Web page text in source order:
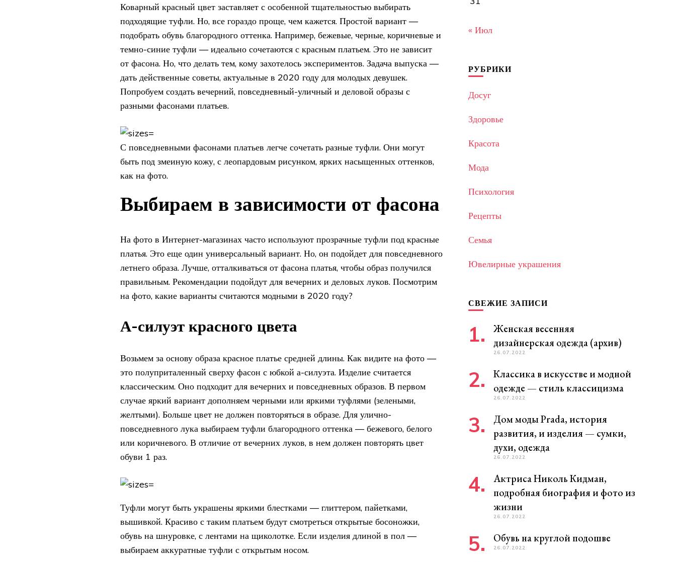
ПОДОБРАТЬКоварный красный цвет заставляет с особенной тщательностью выбирать
подходящие туфли. Но, все гораздо проще, чем кажется. Простой вариант —
подобрать обувь благородного оттенка. Например, бежевые, черные, коричневые и
темно-синие туфли — идеально сочетаются с красным платьем. Это не зависит
от фасона. Но, что делать тем, кому захотелось экспериментов. Задача выпуска —
дать действенные советы, актуальные в 2020 году для молодых девушек.
Попробуем создать вечерний, повседневный-уличный и деловой образы с
разными фасонами платьев.
С повседневными фасонами платьев легче сочетать разные туфли. Они могут
быть под змеиную кожу, с леопардовым рисунком, ярких насыщенных оттенков,
как на фото.
Выбираем в зависимости от фасона
На фото в Интернет-магазинах часто используют прозрачные туфли под красные
платья. Это еще один универсальный вариант. Но, он подойдет для повседневного
летнего образа. Лучше, отталкиваться от фасона платья, чтобы образ получился
правильным. Рекомендации подойдут для вечерних и деловых луков. Посмотрим
на фото, какие варианты считаются модными в 2020 году?
А-силуэт красного цвета
Возьмем за основу образа красное платье средней длины. Как видите на фото —
это полуприталенный сверху фасон с юбкой а-силуэта. Изделие считается
классическим. Оно подходит для вечерних и повседневных образов. В первом
случае яркий вариант дополняем черными или яркими туфлями (зелеными,
желтыми). Больше цвет не должен повторяться в образе. Для улично-
повседневного лука выбираем туфли благородного оттенка — бежевого, белого
или коричневого. В отличие от вечерних луков, в нем должен повторять цвет
обуви 1 раз.
Туфли могут быть украшены яркими блестками — глиттером, пайетками,
вышивкой. Красиво с таким платьем будут смотреться открытые босоножки,
обувь на шнуровке, с лентами на щиколотке. Если изделия длиной в пол —
выбираем аккуратные туфли с открытым носом.
« Июл
РУБРИКИ
Досуг
Здоровье
Красота
Мода
Психология
Рецепты
Семья
Ювелирные украшения
СВЕЖИЕ ЗАПИСИ
Женская весенняя
дизайнерская одежда (архив)
26.07.2022
Классика в искусстве и модной
одежде — стиль классицизма
26.07.2022
Дом моды Prada, история
развития, и изделия — сумки,
духи, одежда
26.07.2022
Актриса Николь Кидман,
подробная биография и фото из
жизни
26.07.2022
Обувь на круглой подошве
26.07.2022